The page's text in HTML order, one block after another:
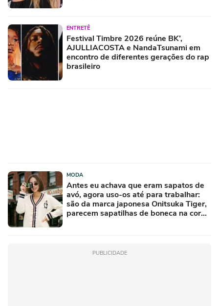
ENTRETÊ
Festival Timbre 2026 reúne BK’,
AJULLIACOSTA e NandaTsunami em
encontro de diferentes gerações do rap
brasileiro
MODA
Antes eu achava que eram sapatos de
avó, agora uso-os até para trabalhar:
são da marca japonesa Onitsuka Tiger,
parecem sapatilhas de boneca na cor
PUBLICIDADE